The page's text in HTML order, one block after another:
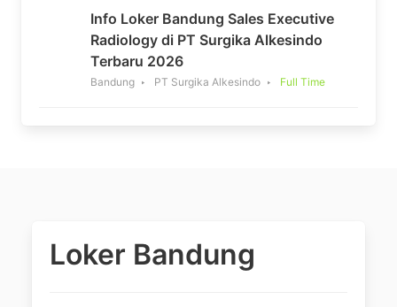
Info Loker Bandung Sales Executive
Radiology di PT Surgika Alkesindo
Terbaru 2026
Bandung PT Surgika Alkesindo Full Time
Loker Bandung